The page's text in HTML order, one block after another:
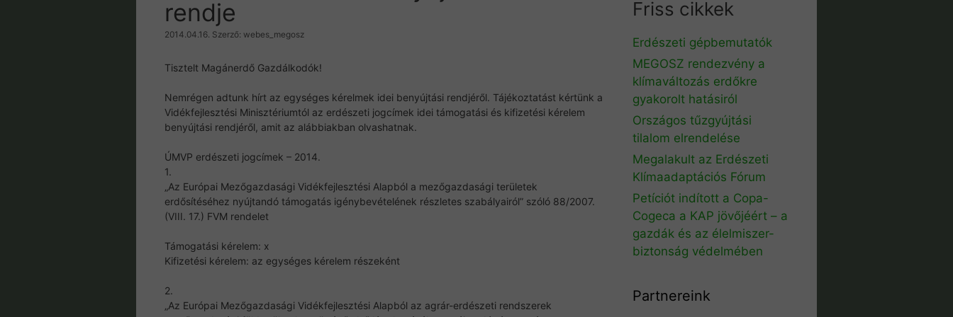
rendje
2014.04.16. Szerző: webes_megosz
Tisztelt Magánerdő Gazdálkodók!
Nemrégen adtunk hírt az egységes kérelmek idei benyújtási rendjéről. Tájékoztatást kértünk a
Vidékfejlesztési Minisztériumtól az erdészeti jogcímek idei támogatási és kifizetési kérelem
benyújtási rendjéről, amit az alábbiakban olvashatnak.
ÚMVP erdészeti jogcímek – 2014.
1.
„Az Európai Mezőgazdasági Vidékfejlesztési Alapból a mezőgazdasági területek
erdősítéséhez nyújtandó támogatás igénybevételének részletes szabályairól” szóló 88/2007.
(VIII. 17.) FVM rendelet
Támogatási kérelem: x
Kifizetési kérelem: az egységes kérelem részeként
2.
„Az Európai Mezőgazdasági Vidékfejlesztési Alapból az agrár-erdészeti rendszerek
Friss cikkek
Erdészeti gépbemutatók
MEGOSZ rendezvény a
klímaváltozás erdőkre
gyakorolt hatásiról
Országos tűzgyújtási
tilalom elrendelése
Megalakult az Erdészeti
Klímaadaptációs Fórum
Petíciót indított a Copa-
Cogeca a KAP jövőjéért – a
gazdák és az élelmiszer-
biztonság védelmében
Partnereink